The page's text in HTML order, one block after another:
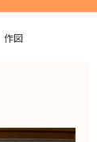
作図